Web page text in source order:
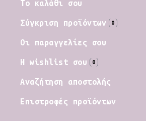
Το καλάθι σου
Σύγκριση προϊόντων 0
Οι παραγγελίες σου
Η wishlist σου 0
Αναζήτηση αποστολής
Επιστροφές προϊόντων